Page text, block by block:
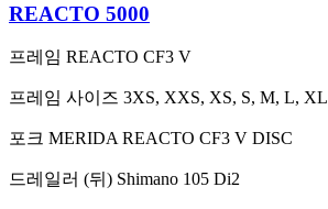
REACTO 5000
프레임 REACTO CF3 V
프레임 사이즈 3XS, XXS, XS, S, M, L, XL
포크 MERIDA REACTO CF3 V DISC
드레일러 (뒤) Shimano 105 Di2